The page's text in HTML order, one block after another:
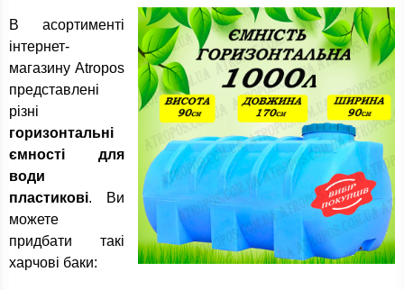
В асортименті
інтернет-
магазину Atropos
представлені
різні
горизонтальні
ємності для
води
пластикові. Ви
можете
придбати такі
харчові баки: